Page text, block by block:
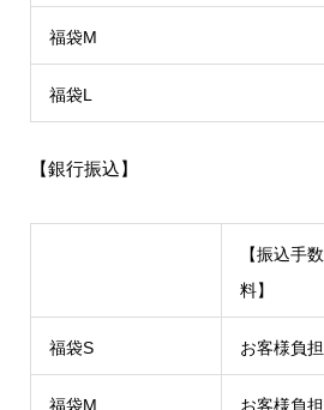
福袋M
福袋L
【銀行振込】
【振込手数
料】
福袋S お客様負担
福袋M お客様負担